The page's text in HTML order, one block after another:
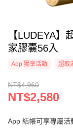
【LUDEYA
家膠囊56入
App 獨享活動 超取
NT$4,960
NT$2,580
App 結帳可享專屬活